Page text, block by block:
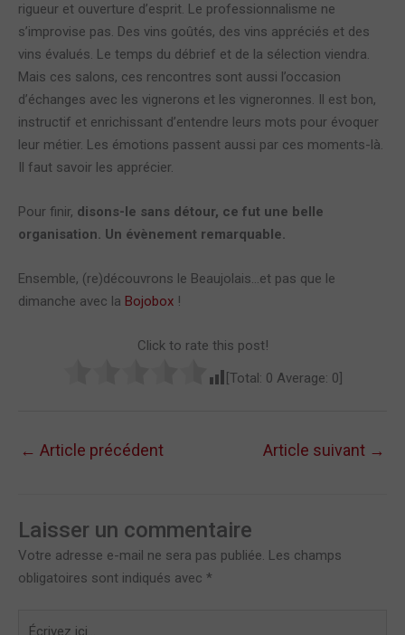
rigueur et ouverture d’esprit. Le professionnalisme ne
s’improvise pas. Des vins goûtés, des vins appréciés et des
vins évalués. Le temps du débrief et de la sélection viendra.
Mais ces salons, ces rencontres sont aussi l’occasion
d’échanges avec les vignerons et les vigneronnes. Il est bon,
instructif et enrichissant d’entendre leurs mots pour évoquer
leur métier. Les émotions passent aussi par ces moments-là.
Il faut savoir les apprécier.
Pour finir, disons-le sans détour, ce fut une belle
organisation. Un évènement remarquable.
Ensemble, (re)découvrons le Beaujolais…et pas que le
dimanche avec la Bojobox !
Click to rate this post!
[Total: 0 Average: 0]
← Article précédent Article suivant →
Laisser un commentaire
Votre adresse e-mail ne sera pas publiée. Les champs
obligatoires sont indiqués avec *